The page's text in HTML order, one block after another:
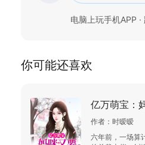
电脑上玩手机APP ·
你可能还喜欢
作者： 时暧暧
六年前，一场算